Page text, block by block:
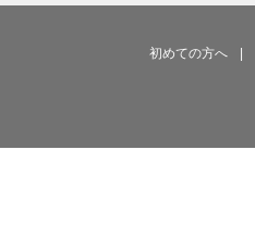
初めての方へ